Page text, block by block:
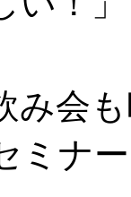
み会
ミナ